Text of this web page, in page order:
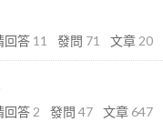
回答 11 發問 71 文章 20
回答 2 發問 47 文章 647